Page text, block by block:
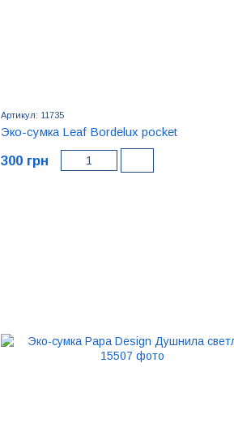
Артикул: 11735
Эко-сумка Leaf Bordelux pocket
300 грн